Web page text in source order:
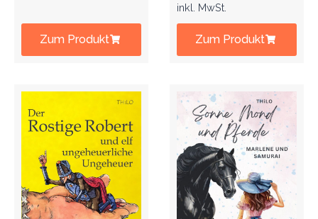
Zum Produkt
inkl. MwSt.
Zum Produkt